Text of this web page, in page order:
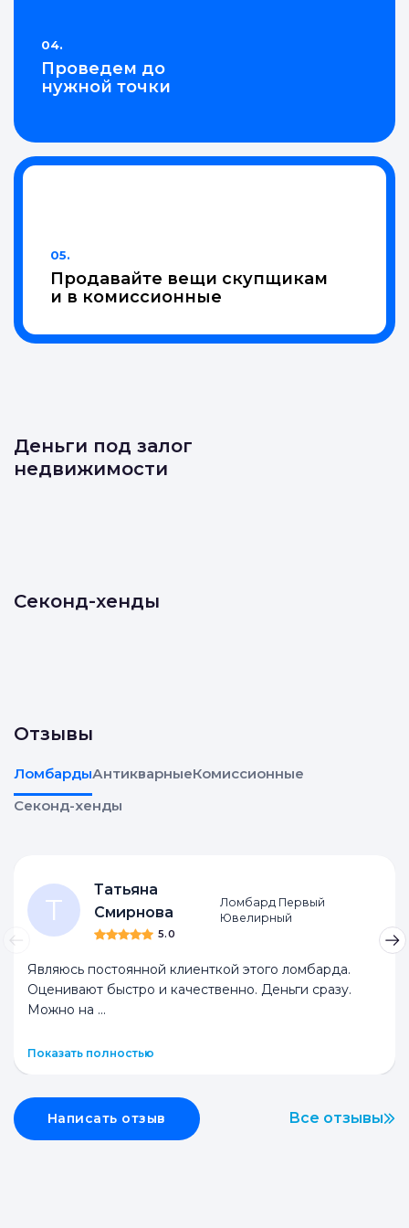
04.
Проведем до
нужной точки
05.
Продавайте вещи скупщикам
и в комиссионные
Деньги под залог
недвижимости
Секонд-хенды
Отзывы
ЛомбардыАнтикварныеКомиссионные
Секонд-хенды
Все отзывы
Т
Татьяна
Смирнова
5.0
Ломбард Первый
Ювелирный
Являюсь постоянной клиенткой этого ломбарда.
Оценивают быстро и качественно. Деньги сразу.
Можно на ...
Показать полностью
Написать отзыв